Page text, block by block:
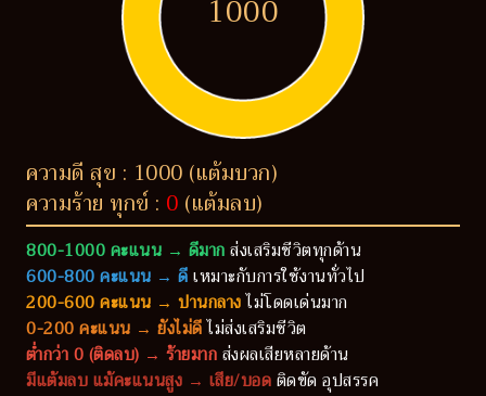
1000
ความดี สุข : 1000 (แต้มบวก)
ความร้าย ทุกข์ : 0 (แต้มลบ)
800-1000 คะแนน → ดีมากส่งเสริมชีวิตทุกด้าน
600-800 คะแนน → ดีเหมาะกับการใช้งานทั่วไป
200-600 คะแนน → ปานกลางไม่โดดเด่นมาก
0-200 คะแนน → ยังไม่ดีไม่ส่งเสริมชีวิต
ต่ำกว่า 0 (ติดลบ) → ร้ายมากส่งผลเสียหลายด้าน
มีแต้มลบ แม้คะแนนสูง → เสีย/บอดติดขัด อุปสรรค